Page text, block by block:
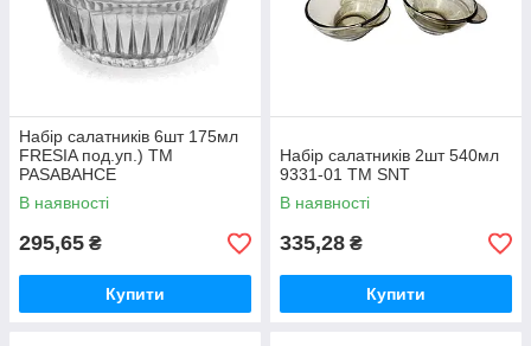
Набір салатникiв 6шт 175мл
FRESIA под.уп.) ТМ
PASABAHCE
В наявності
295,65 ₴
Купити
Набір салатників 2шт 540мл
9331-01 ТМ SNT
В наявності
335,28 ₴
Купити